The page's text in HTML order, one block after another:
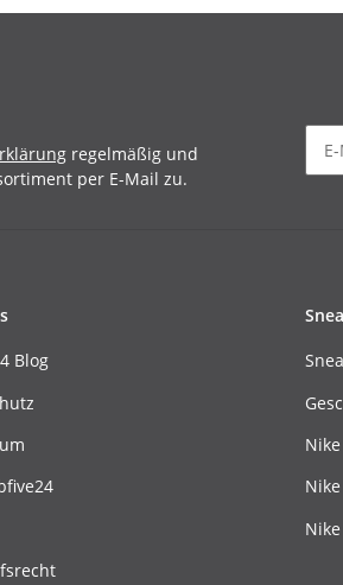
regelmäßig und
per E-Mail zu.
Blog